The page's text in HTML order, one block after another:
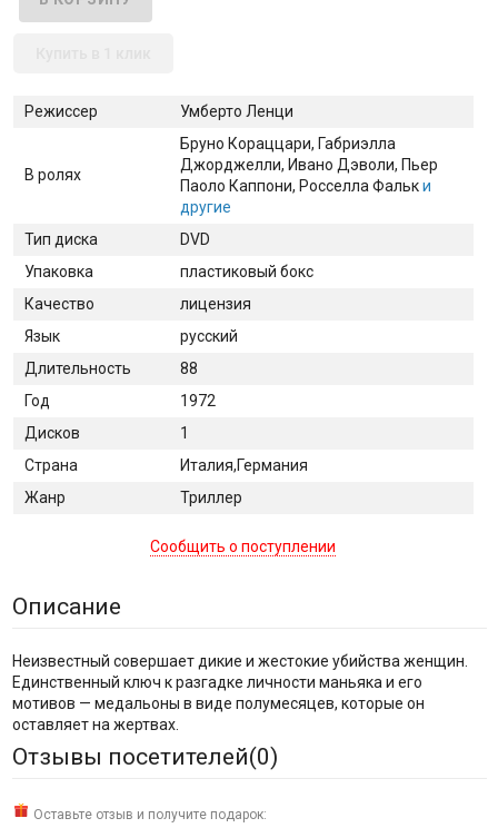
Режиссер Умберто Ленци
В ролях
Бруно Кораццари, Габриэлла
Джорджелли, Ивано Дэволи, Пьер
Паоло Каппони, Росселла Фальки
другие
Тип диска
DVD
Упаковка
пластиковый бокс
Качество
лицензия
Язык
русский
Длительность
88
Год
1972
Дисков
1
Страна
Италия,Германия
Жанр
Триллер
Сообщить о поступлении
Описание
Неизвестный совершает дикие и жестокие убийства женщин.
Единственный ключ к разгадке личности маньяка и его
мотивов — медальоны в виде полумесяцев, которые он
оставляет на жертвах.
Отзывы посетителей(0)
Оставьте отзыв и получите подарок: